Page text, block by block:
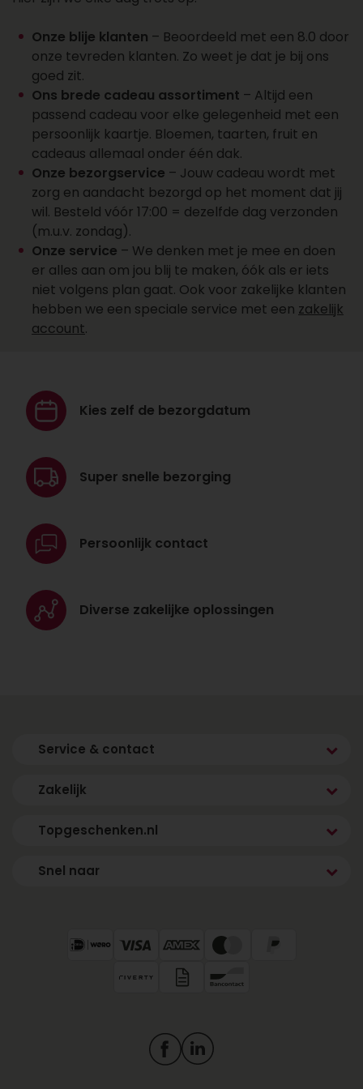
een account aan
Wil je over een week of later een cadeau laten
bezorgen? Dat kan. Zo plan je cadeaus vooruit
en vergeet je ze niet. Kies de juiste datum bij je
bestelling en wij regelen de rest. Wil je een groot
aantal cadeaus laten bezorgen? Onze sales
afdeling staat klaar voor al je cadeaus, offertes,
personalisaties en account aanvragen. Maak
een account aan, vraag online een offerte aan of
neem contact op met ons salesteam voor
vragen over het bezorgen van een cadeau.
Bereik ons op 088 - 110 80 88 of via
sales@topgeschenken.nl.
Onze blije klanten – Beoordeeld met een 8.0 door
onze tevreden klanten. Zo weet je dat je bij ons
goed zit.
Ons brede cadeau assortiment – Altijd een
passend cadeau voor elke gelegenheid met een
persoonlijk kaartje. Bloemen, taarten, fruit en
cadeaus allemaal onder één dak.
Onze bezorgservice – Jouw cadeau wordt met
zorg en aandacht bezorgd op het moment dat jij
wil. Besteld vóór 17:00 = dezelfde dag verzonden
(m.u.v. zondag).
Onze service – We denken met je mee en doen
er alles aan om jou blij te maken, óók als er iets
niet volgens plan gaat. Ook voor zakelijke klanten
hebben we een speciale service met een zakelijk
account.
Kies zelf de bezorgdatum
Super snelle bezorging
Persoonlijk contact
Diverse zakelijke oplossingen
Service & contact
Zakelijk
Topgeschenken.nl
Snel naar